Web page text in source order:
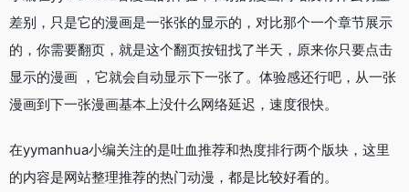
差别，只是它的漫画是一张张的显示的，对比那个一个章节展示
的，你需要翻页，就是这个翻页按钮找了半天，原来你只要点击
显示的漫画 ，它就会自动显示下一张了。体验感还行吧，从一张
漫画到下一张漫画基本上没什么网络延迟，速度很快。
在yymanhua小编关注的是吐血推荐和热度排行两个版块，这里
的内容是网站整理推荐的热门动漫，都是比较好看的。